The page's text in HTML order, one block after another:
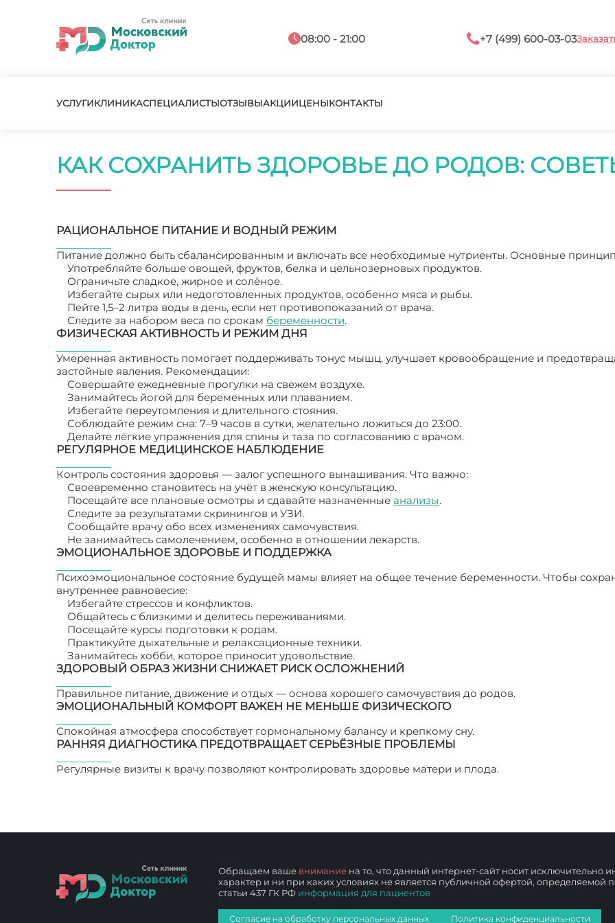
08:00 - 21:00 +7 (499) 600-03-03
УСЛУГИКЛИНИКАСПЕЦИАЛИСТЫОТЗЫВЫАКЦИИЦЕНЫКОНТАКТЫ
КАК СОХРАНИТЬ ЗДОРОВЬЕ ДО РОДОВ:
РАЦИОНАЛЬНОЕ ПИТАНИЕ И ВОДНЫЙ РЕЖИМ
Питание должно быть сбалансированным и включать все необходимые нутриенты. Основные
Употребляйте больше овощей, фруктов, белка и цельнозерновых продуктов.
Ограничьте сладкое, жирное и солёное.
Избегайте сырых или недоготовленных продуктов, особенно мяса и рыбы.
Пейте 1,5–2 литра воды в день, если нет противопоказаний от врача.
Следите за набором веса по срокам беременности.
ФИЗИЧЕСКАЯ АКТИВНОСТЬ И РЕЖИМ ДНЯ
Умеренная активность помогает поддерживать тонус мышц, улучшает кровообращение и
застойные явления. Рекомендации:
Совершайте ежедневные прогулки на свежем воздухе.
Занимайтесь йогой для беременных или плаванием.
Избегайте переутомления и длительного стояния.
Соблюдайте режим сна: 7–9 часов в сутки, желательно ложиться до 23:00.
Делайте лёгкие упражнения для спины и таза по согласованию с врачом.
РЕГУЛЯРНОЕ МЕДИЦИНСКОЕ НАБЛЮДЕНИЕ
Контроль состояния здоровья — залог успешного вынашивания. Что важно:
Своевременно становитесь на учёт в женскую консультацию.
Посещайте все плановые осмотры и сдавайте назначенные анализы.
Следите за результатами скринингов и УЗИ.
Сообщайте врачу обо всех изменениях самочувствия.
Не занимайтесь самолечением, особенно в отношении лекарств.
ЭМОЦИОНАЛЬНОЕ ЗДОРОВЬЕ И ПОДДЕРЖКА
Психоэмоциональное состояние будущей мамы влияет на общее течение беременности. Чтобы
внутреннее равновесие:
Избегайте стрессов и конфликтов.
Общайтесь с близкими и делитесь переживаниями.
Посещайте курсы подготовки к родам.
Практикуйте дыхательные и релаксационные техники.
Занимайтесь хобби, которое приносит удовольствие.
ЗДОРОВЫЙ ОБРАЗ ЖИЗНИ СНИЖАЕТ РИСК ОСЛОЖНЕНИЙ
Правильное питание, движение и отдых — основа хорошего самочувствия до родов.
ЭМОЦИОНАЛЬНЫЙ КОМФОРТ ВАЖЕН НЕ МЕНЬШЕ ФИЗИЧЕСКОГО
Спокойная атмосфера способствует гормональному балансу и крепкому сну.
РАННЯЯ ДИАГНОСТИКА ПРЕДОТВРАЩАЕТ СЕРЬЁЗНЫЕ ПРОБЛЕМЫ
Регулярные визиты к врачу позволяют контролировать здоровье матери и плода.
Обращаем ваше внимание на то, что данный интернет-сайт носит исключительно
характер и ни при каких условиях не является публичной офертой, определяемой
статьи 437 ГК РФ информация для пациентов
Согласие на обработку персональных данных Политика конфиденциальности